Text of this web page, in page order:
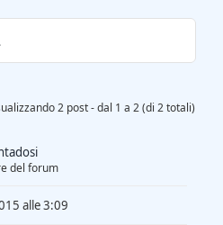
2 post - dal 1 a 2 (di 2 totali)
del forum
alle 3:09